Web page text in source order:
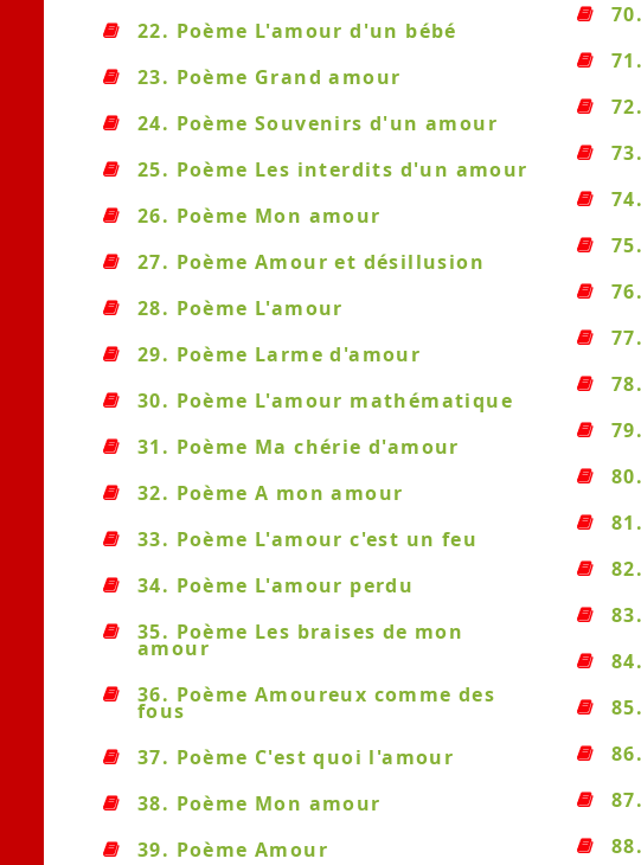
22. Poème L'amour d'un bébé
23. Poème Grand amour
24. Poème Souvenirs d'un amour
25. Poème Les interdits d'un amour
26. Poème Mon amour
27. Poème Amour et désillusion
28. Poème L'amour
29. Poème Larme d'amour
30. Poème L'amour mathématique
31. Poème Ma chérie d'amour
32. Poème A mon amour
33. Poème L'amour c'est un feu
34. Poème L'amour perdu
35. Poème Les braises de mon
amour
36. Poème Amoureux comme des
fous
37. Poème C'est quoi l'amour
38. Poème Mon amour
39. Poème Amour